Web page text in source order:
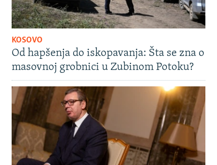
KOSOVO
Od hapšenja do iskopavanja: Šta se zna o
masovnoj grobnici u Zubinom Potoku?